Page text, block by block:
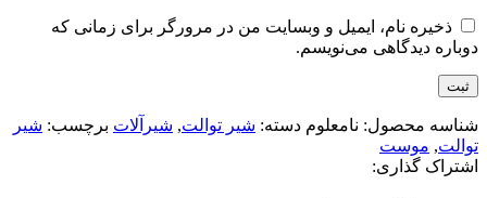
ذخیره نام، ایمیل و وبسایت من در مرورگر برای زمانی که
دوباره دیدگاهی می‌نویسم.
شناسه محصول: نامعلوم دسته: شیر توالت, شیرآلات برچسب: شیر
توالت, موست
اشتراک گذاری: